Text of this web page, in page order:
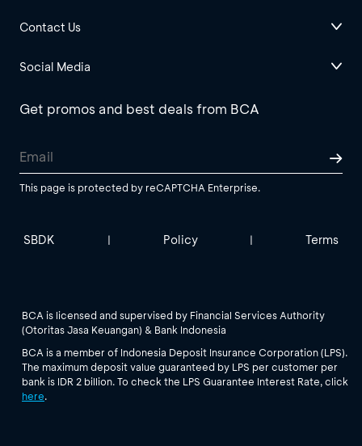
Contact Us
Social Media
Get promos and best deals from BCA
This page is protected by reCAPTCHA Enterprise.
SBDK | Policy | Terms
BCA is licensed and supervised by Financial Services Authority
(Otoritas Jasa Keuangan) & Bank Indonesia
BCA is a member of Indonesia Deposit Insurance Corporation (LPS).
The maximum deposit value guaranteed by LPS per customer per
bank is IDR 2 billion. To check the LPS Guarantee Interest Rate, click
here.